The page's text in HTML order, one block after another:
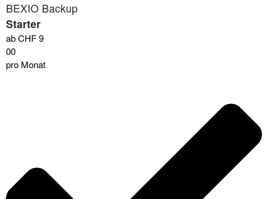
BEXIO Backup
Starter
ab CHF9
00
pro Monat